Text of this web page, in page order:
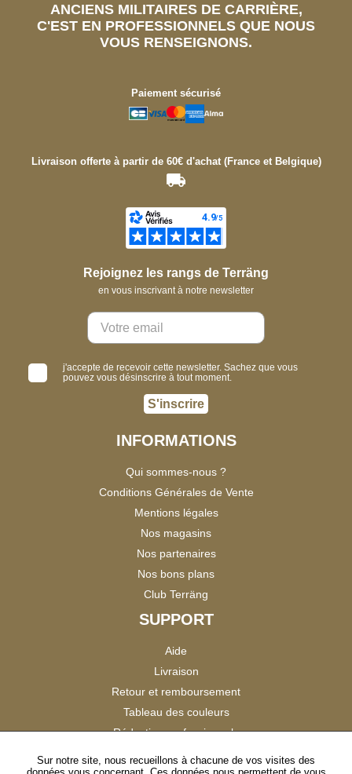
ANCIENS MILITAIRES DE CARRIÈRE,
C'EST EN PROFESSIONNELS QUE NOUS
VOUS RENSEIGNONS.
Paiement sécurisé
Livraison offerte à partir de 60€ d'achat (France et Belgique)
Rejoignez les rangs de Terräng
en vous inscrivant à notre newsletter
j'accepte de recevoir cette newsletter. Sachez que vous
pouvez vous désinscrire à tout moment.
S'inscrire
INFORMATIONS
Qui sommes-nous ?
Conditions Générales de Vente
Mentions légales
Nos magasins
Nos partenaires
Nos bons plans
Club Terräng
SUPPORT
Aide
Livraison
Retour et remboursement
Tableau des couleurs
Réduction professionnels
Sur notre site, nous recueillons à chacune de vos visites des